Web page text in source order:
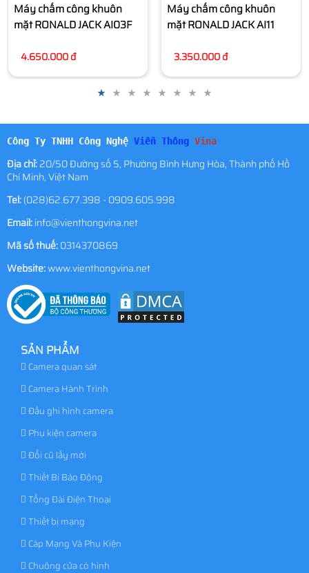
Máy chấm công khuôn
mặt RONALD JACK AI11
3.350.000 đ
Máy chấm công khuôn
mặt RONALD JACK AI09F
5.378.000 đ
Công Ty TNHH Công Nghệ Viễn Thông Vina
Địa chỉ:20/50 Đường số 5, Phường Bình Hưng Hòa, Thành phố Hồ
Chí Minh, Việt Nam
Tel:(028)62.677.398 - 0909.605.998
Email:info@vienthongvina.net
Mã số thuế:0314370869
Website:www.vienthongvina.net
SẢN PHẨM
Camera quan sát
Camera Hành Trình
Đầu ghi hình camera
Phụ kiện camera
Đổi cũ lấy mới
Thiết Bị Báo Động
Tổng Đài Điện Thoại
Thiết bị mạng
Cáp Mạng Và Phụ Kiện
Chuông cửa có hình